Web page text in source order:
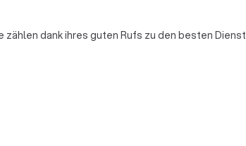
dank ihres guten Rufs zu den besten